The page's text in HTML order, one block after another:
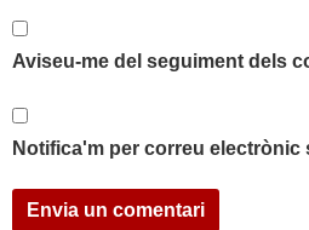
Aviseu-me del seguiment dels
Notifica'm per correu electrònic